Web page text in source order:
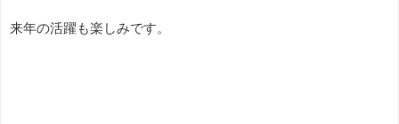
来年の活躍も楽しみです。